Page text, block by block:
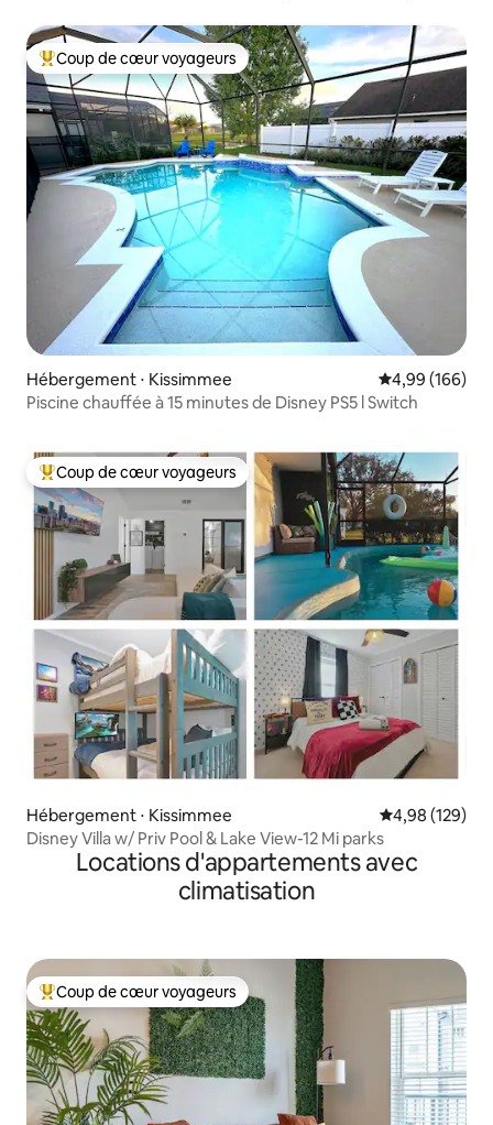
Coups de cœur voyageurs les plus appréciés
Coup de cœur voyageurs
Hébergement ⋅ Kissimmee Évaluation
4,99 (166)
Piscine chauffée à 15 minutes de Disney PS5 l Switch
Coups de cœur voyageurs les plus appréciés
Coup de cœur voyageurs
Hébergement ⋅ Kissimmee Évaluation
4,98 (129)
Disney Villa w/ Priv Pool & Lake View-12 Mi parks
Locations d'appartements avec
climatisation
Coups de cœur voyageurs les plus appréciés
Coup de cœur voyageurs